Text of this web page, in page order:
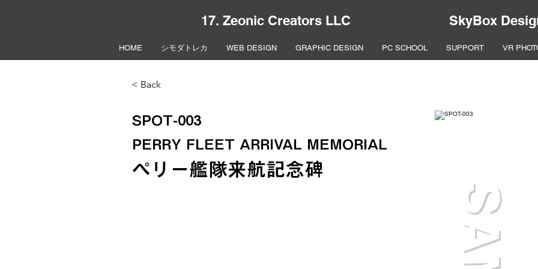
17. Zeonic Creators LLC SkyBox
HOME シモダトレカ WEB DESIGN GRAPHIC DESIGN PC SCHOOL SUPPORT VR
< Back
SPOT-003
PERRY FLEET ARRIVAL MEMORIAL
ペリー艦隊来航記念碑